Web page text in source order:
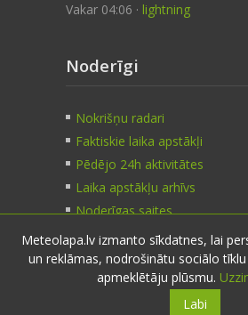
Vakar 04:06 · lightning
Noderīgi
Nokrišņu radari
Faktiskie laika apstākļi
Pēdējo 24h aktivitātes
Laika apstākļu arhīvs
Noderīgas saites
Kontakti
Meteolapa.lv izmanto sīkdatnes, lai
un reklāmas, nodrošinātu sociālo
apmeklētāju plūsmu.
Labi